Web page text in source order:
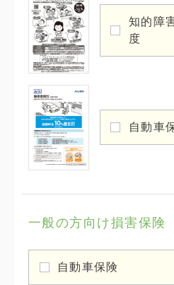
知的障
度
自動車
一般の方向け損害保険
自動車保険